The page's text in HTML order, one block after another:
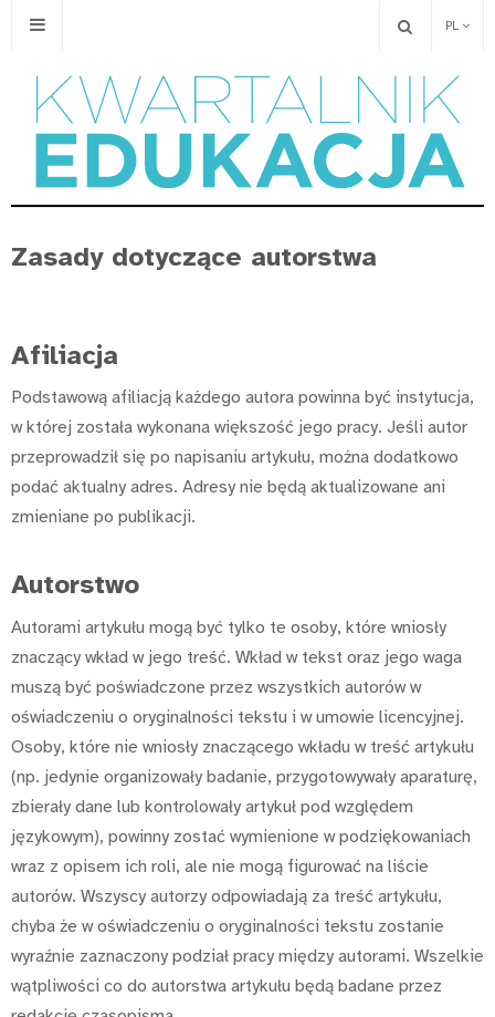
PL
Zasady dotyczące autorstwa
Afiliacja
Podstawową afiliacją każdego autora powinna być instytucja,
w której została wykonana większość jego pracy. Jeśli autor
przeprowadził się po napisaniu artykułu, można dodatkowo
podać aktualny adres. Adresy nie będą aktualizowane ani
zmieniane po publikacji.
Autorstwo
Autorami artykułu mogą być tylko te osoby, które wniosły
znaczący wkład w jego treść. Wkład w tekst oraz jego waga
muszą być poświadczone przez wszystkich autorów w
oświadczeniu o oryginalności tekstu i w umowie licencyjnej.
Osoby, które nie wniosły znaczącego wkładu w treść artykułu
(np. jedynie organizowały badanie, przygotowywały aparaturę,
zbierały dane lub kontrolowały artykuł pod względem
językowym), powinny zostać wymienione w podziękowaniach
wraz z opisem ich roli, ale nie mogą figurować na liście
autorów. Wszyscy autorzy odpowiadają za treść artykułu,
chyba że w oświadczeniu o oryginalności tekstu zostanie
wyraźnie zaznaczony podział pracy między autorami. Wszelkie
wątpliwości co do autorstwa artykułu będą badane przez